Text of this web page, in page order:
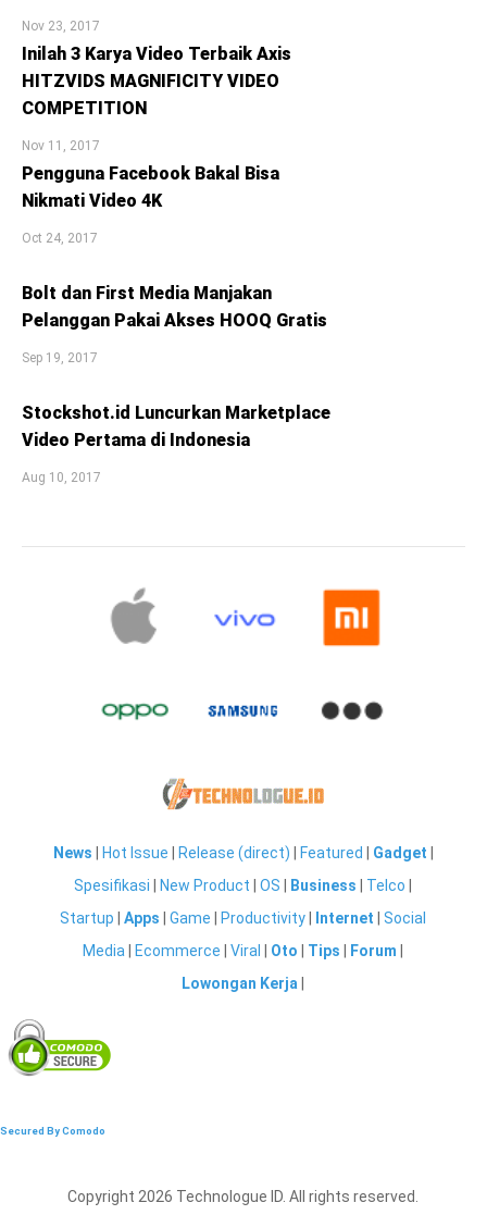
Nov 23, 2017
Inilah 3 Karya Video Terbaik Axis
HITZVIDS MAGNIFICITY VIDEO
COMPETITION
Nov 11, 2017
Pengguna Facebook Bakal Bisa
Nikmati Video 4K
Oct 24, 2017
Bolt dan First Media Manjakan
Pelanggan Pakai Akses HOOQ Gratis
Sep 19, 2017
Stockshot.id Luncurkan Marketplace
Video Pertama di Indonesia
Aug 10, 2017
News Hot Issue Release (direct) Featured Gadget
Spesifikasi
New Product |OS Business Telco
Startup |Apps |Game Productivity Internet |Social
Media
Ecommerce |Viral Oto Tips Forum
Lowongan Kerja
Secured By Comodo
Copyright 2026 Technologue ID. All rights reserved.